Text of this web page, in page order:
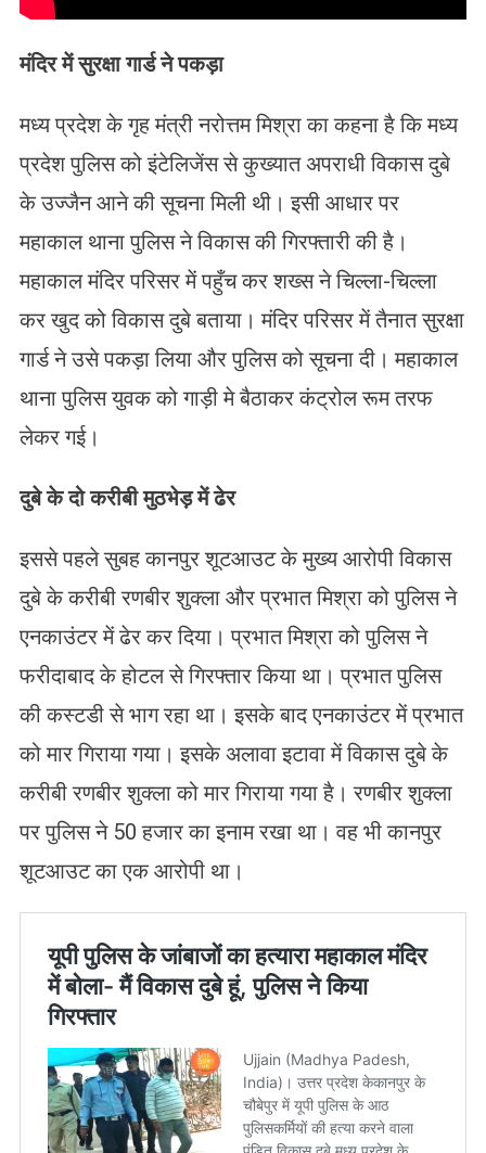
मंदिर में सुरक्षा गार्ड ने पकड़ा
मध्य प्रदेश के गृह मंत्री नरोत्तम मिश्रा का कहना है कि मध्य
प्रदेश पुलिस को इंटेलिजेंस से कुख्यात अपराधी विकास दुबे
के उज्जैन आने की सूचना मिली थी। इसी आधार पर
महाकाल थाना पुलिस ने विकास की गिरफ्तारी की है।
महाकाल मंदिर परिसर में पहुँच कर शख्स ने चिल्ला-चिल्ला
कर खुद को विकास दुबे बताया। मंदिर परिसर में तैनात सुरक्षा
गार्ड ने उसे पकड़ा लिया और पुलिस को सूचना दी। महाकाल
थाना पुलिस युवक को गाड़ी मे बैठाकर कंट्रोल रूम तरफ
लेकर गई।
दुबे के दो करीबी मुठभेड़ में ढेर
इससे पहले सुबह कानपुर शूटआउट के मुख्य आरोपी विकास
दुबे के करीबी रणबीर शुक्ला और प्रभात मिश्रा को पुलिस ने
एनकाउंटर में ढेर कर दिया। प्रभात मिश्रा को पुलिस ने
फरीदाबाद के होटल से गिरफ्तार किया था। प्रभात पुलिस
की कस्टडी से भाग रहा था। इसके बाद एनकाउंटर में प्रभात
को मार गिराया गया। इसके अलावा इटावा में विकास दुबे के
करीबी रणबीर शुक्ला को मार गिराया गया है। रणबीर शुक्ला
पर पुलिस ने 50 हजार का इनाम रखा था। वह भी कानपुर
शूटआउट का एक आरोपी था।